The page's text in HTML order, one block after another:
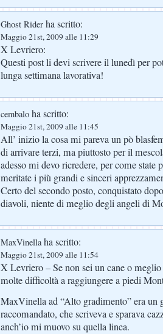
Ghost Rider ha scritto:
Maggio 21st, 2009 alle 11:29
X Levriero:
Questi post li devi scrivere il lunedì per
lunga settimana lavorativa!
cembalo ha scritto:
Maggio 21st, 2009 alle 11:45
All’ inizio la cosa mi pareva un pò
di arrivare terzi, ma piuttosto per il
adesso mi devo ricredere, per come state
meritate i più grandi e sinceri
Certo del secondo posto, conquistato
diavoli, niente di meglio degli angeli di
MaxVinellaha scritto:
Maggio 21st, 2009 alle 11:54
X Levriero – Se non sei un cane o
molte difficoltà a raggiungere a piedi
MaxVinella ad “Alto gradimento” era un
raccomandato, che scriveva e sparava
anch’io mi muovo su quella linea.